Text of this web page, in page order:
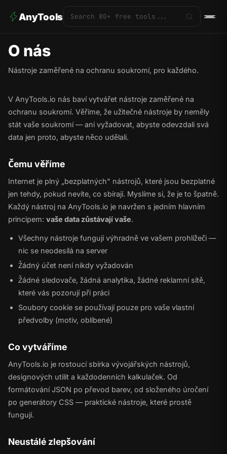
AnyTools
O nás
Nástroje zaměřené na ochranu soukromí, pro každého.
V AnyTools.io nás baví vytvářet nástroje zaměřené na
ochranu soukromí. Věříme, že užitečné nástroje by neměly
stát vaše soukromí — ani vyžadovat, abyste odevzdali svá
data jen proto, abyste něco udělali.
Čemu věříme
Internet je plný „bezplatných" nástrojů, které jsou bezplatné
jen tehdy, pokud nevíte, co sbírají. Myslíme si, že je to špatně.
Každý nástroj na AnyTools.io je navržen s jedním hlavním
principem: vaše data zůstávají vaše.
Všechny nástroje fungují výhradně ve vašem prohlížeči —
nic se neodesílá na server
Žádný účet není nikdy vyžadován
Žádné sledovače, žádná analytika, žádné reklamní sítě,
které vás pozorují při práci
Soubory cookie se používají pouze pro vaše vlastní
předvolby (motiv, oblíbené)
Co vytváříme
AnyTools.io je rostoucí sbírka vývojářských nástrojů,
designových utilit a každodenních kalkulaček. Od
formátování JSON po převod barev, od složeného úročení
po generátory CSS — praktické nástroje, které prostě
fungují.
Neustálé zlepšování